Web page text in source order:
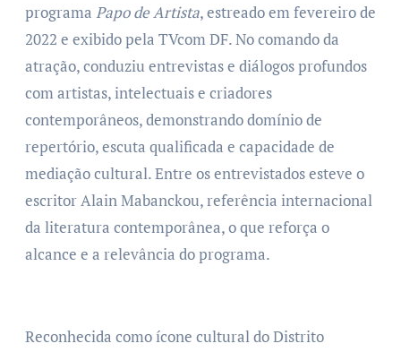
programa Papo de Artista, estreado em fevereiro de
2022 e exibido pela TVcom DF. No comando da
atração, conduziu entrevistas e diálogos profundos
com artistas, intelectuais e criadores
contemporâneos, demonstrando domínio de
repertório, escuta qualificada e capacidade de
mediação cultural. Entre os entrevistados esteve o
escritor Alain Mabanckou, referência internacional
da literatura contemporânea, o que reforça o
alcance e a relevância do programa.
Reconhecida como ícone cultural do Distrito